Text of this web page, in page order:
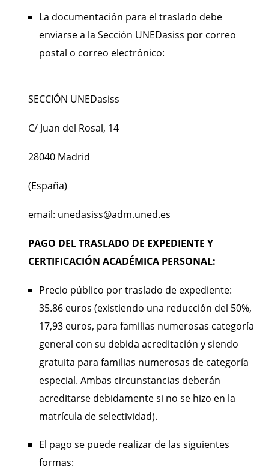
La documentación para el traslado debe
enviarse a la Sección UNEDasiss por correo
postal o correo electrónico:
SECCIÓN UNEDasiss
C/ Juan del Rosal, 14
28040 Madrid
(España)
email: unedasiss@adm.uned.es
PAGO DEL TRASLADO DE EXPEDIENTE Y
CERTIFICACIÓN ACADÉMICA PERSONAL:
Precio público por traslado de expediente:
35.86 euros (existiendo una reducción del 50%,
17,93 euros, para familias numerosas categoría
general con su debida acreditación y siendo
gratuita para familias numerosas de categoría
especial. Ambas circunstancias deberán
acreditarse debidamente si no se hizo en la
matrícula de selectividad).
El pago se puede realizar de las siguientes
formas: